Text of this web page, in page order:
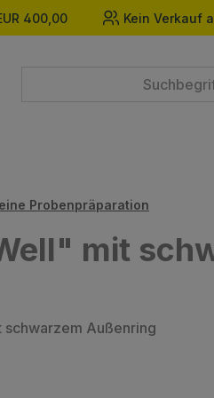
400,00 Kein Verkauf
Probenpräparation
mit